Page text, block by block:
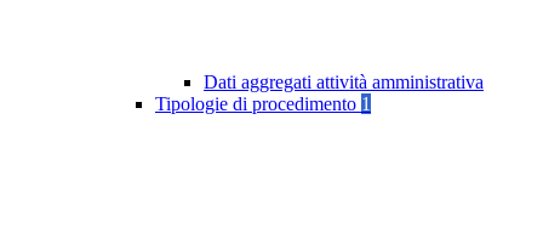
Dati aggregati attività amministrativa
Tipologie di procedimento 1